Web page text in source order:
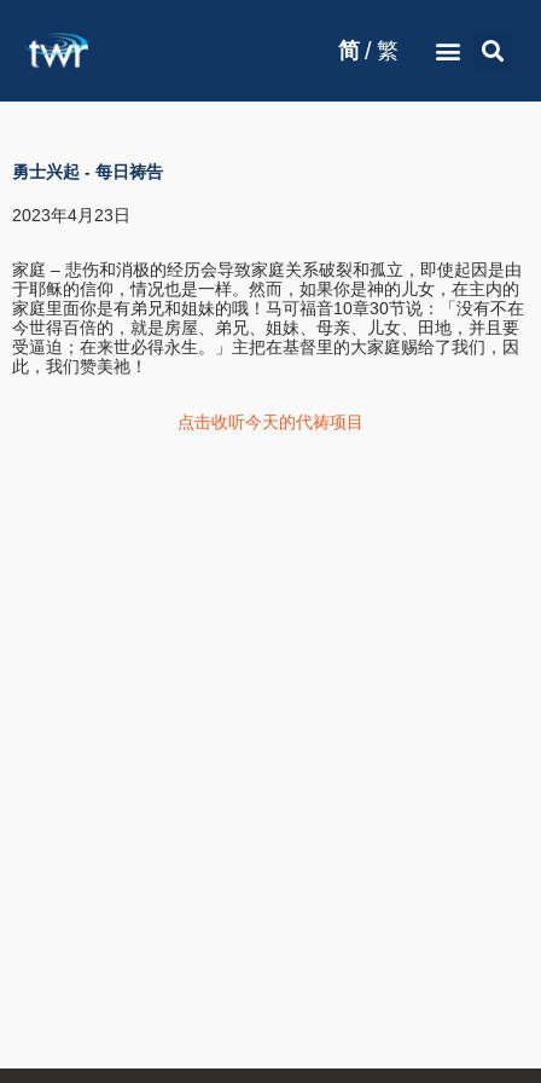
简 / 繁
勇士兴起 - 每日祷告
2023年4月23日
家庭 – 悲伤和消极的经历会导致家庭关系破裂和孤立，即使起因是由
于耶稣的信仰，情况也是一样。然而，如果你是神的儿女，在主内的
家庭里面你是有弟兄和姐妹的哦！马可福音10章30节说：「没有不在
今世得百倍的，就是房屋、弟兄、姐妹、母亲、儿女、田地，并且要
受逼迫；在来世必得永生。」主把在基督里的大家庭赐给了我们，因
此，我们赞美祂！
点击收听今天的代祷项目